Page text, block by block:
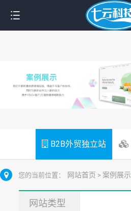
B2B外贸独立站
您的当前位置： 网站首页 > 案例展示
网站类型